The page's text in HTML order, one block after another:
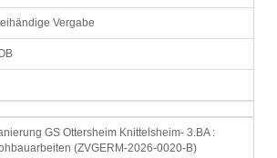
Vergabe
GS Ottersheim Knittelsheim- 3.BA :
(ZVGERM-2026-0020-B)